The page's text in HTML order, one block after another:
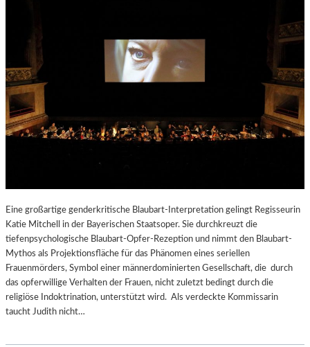
Eine großartige genderkritische Blaubart-Interpretation gelingt Regisseurin
Katie Mitchell in der Bayerischen Staatsoper. Sie durchkreuzt die
tiefenpsychologische Blaubart-Opfer-Rezeption und nimmt den Blaubart-
Mythos als Projektionsfläche für das Phänomen eines seriellen
Frauenmörders, Symbol einer männerdominierten Gesellschaft, die durch
das opferwillige Verhalten der Frauen, nicht zuletzt bedingt durch die
religiöse Indoktrination, unterstützt wird. Als verdeckte Kommissarin
taucht Judith nicht…